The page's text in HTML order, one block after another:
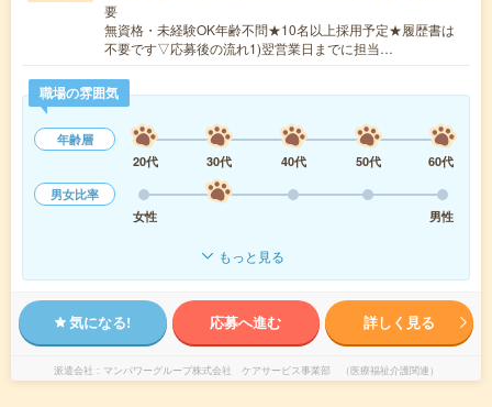
要
無資格・未経験OK年齢不問★10名以上採用予定★履歴書は
不要です▽応募後の流れ1)翌営業日までに担当…
職場の雰囲気
年齢層
20代
30代 40代 50代
60代
男女比率
女性
男性
もっと見る
気になる! 応募へ進む 詳しく見る
派遣会社 マンパワーグループ株式会社 ケアサービス事業部 （医療福祉介護関連）